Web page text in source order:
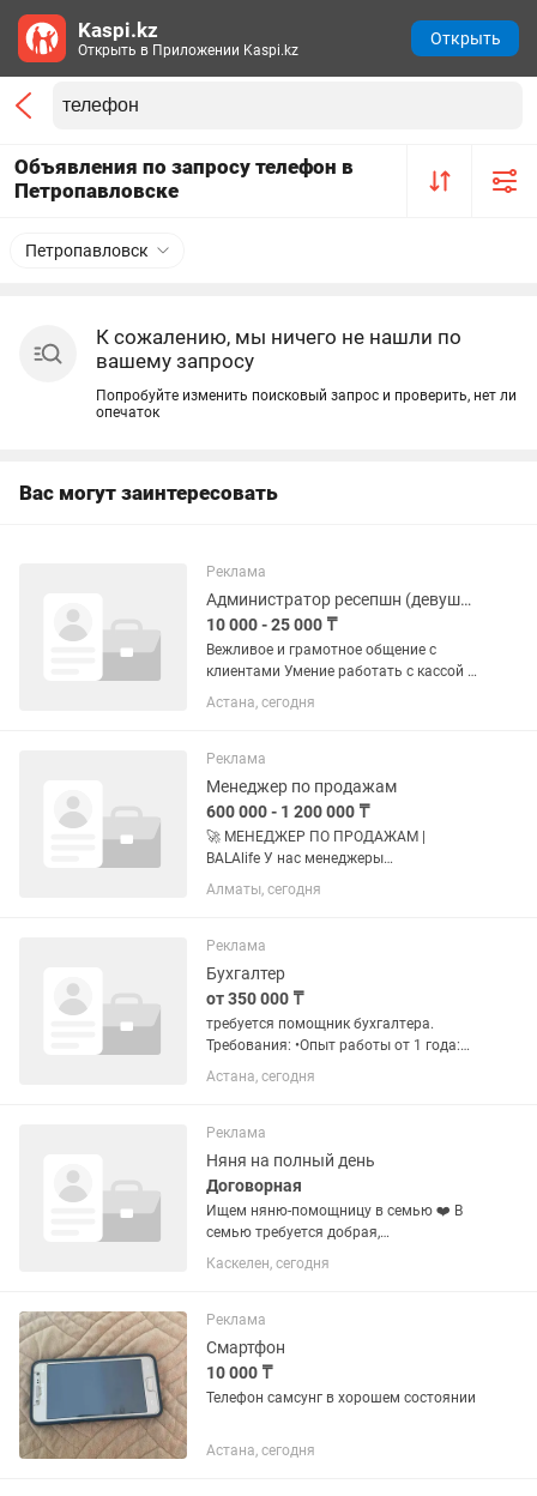
Объявления по запросу телефон в
Петропавловске
Петропавловск
К сожалению, мы ничего не нашли по
вашему запросу
Попробуйте изменить поисковый запрос и проверить, нет ли
опечаток
Вас могут заинтересовать
Реклама
Администратор ресепшн (девушки)
10 000 - 25 000 ₸
Вежливое и грамотное общение с
клиентами Умение работать с кассой и
терминалом Прием заказов, запись
клиентов Контроль качества
Астана, сегодня
Реклама
Менеджер по продажам
600 000 - 1 200 000 ₸
🚀 МЕНЕДЖЕР ПО ПРОДАЖАМ |
BALAlife У нас менеджеры
зарабатывают хорошие деньги
благодаря сильному продукту и
– 1 200 000 тг и выше | горячие заявки
| быстрый...
Алматы, сегодня
Реклама
Бухгалтер
от 350 000 ₸
требуется помощник бухгалтера.
Требования: •Опыт работы от 1 года:
•Знание 1С 8.3, Excel; • Опыт работы с
реализацией (счет 1210) •Умение
Астана, сегодня
Реклама
Няня на полный день
Договорная
Ищем няню-помощницу в семью ❤️ В
семью требуется добрая,
ответственная и заботливая няня-
помощница для мальчика.
ребенком. • Прогулки на свежем
воздухе. •...
Каскелен, сегодня
Реклама
Смартфон
10 000 ₸
Телефон самсунг в хорошем состоянии
Астана, сегодня
Kaspi.kz
Открыть в Приложении Kaspi.kz
Открыть